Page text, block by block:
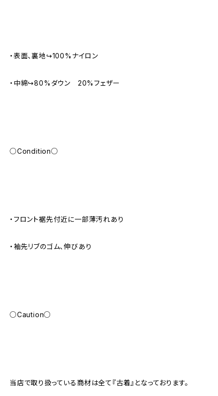
・表面、裏地↪︎100%ナイロン
・中綿↪︎80%ダウン 20%フェザー
○Condition○
・フロント裾先付近に一部薄汚れあり
・袖先リブのゴム、伸びあり
○Caution○
当店で取り扱っている商材は全て『古着』となっております。